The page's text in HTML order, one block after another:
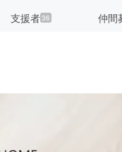
支援者36 仲間